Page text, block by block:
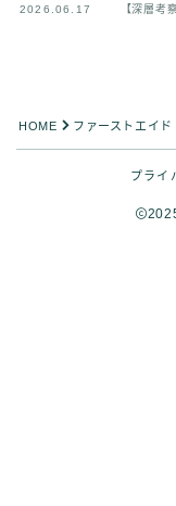
2026.06.17 【深層考
HOME ファーストエイド
プライ